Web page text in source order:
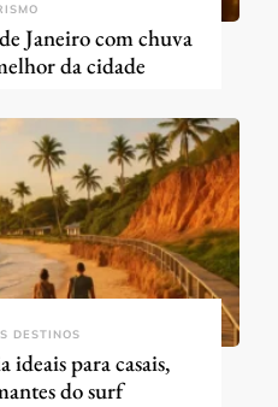
Janeiro com chuva
da cidade
DESTINOS
ideais para casais,
do surf